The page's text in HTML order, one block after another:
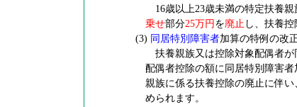
16歳以上23歳未満の特定扶養親
乗せ部分25万円 を廃止 し、扶養控
(3) 同居特別障害者加算の特例の改
扶養親族又は控除対象配偶者が
配偶者控除の額に同居特別障害
親族に係る扶養控除の廃止に伴
められます。